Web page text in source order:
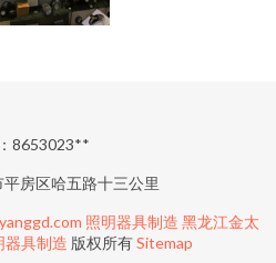
8653023**
房区哈五路十三公里
照明器具制造 黑龙江金太
器具制造 版权所有Sitemap